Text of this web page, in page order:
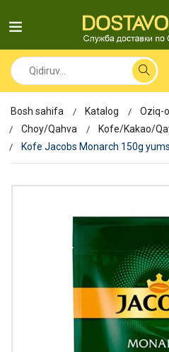
Bosh sahifa Katalog
Oziq-
Choy/Qahva
Kofe/Kakao/
Kofe Jacobs Monarch 150g